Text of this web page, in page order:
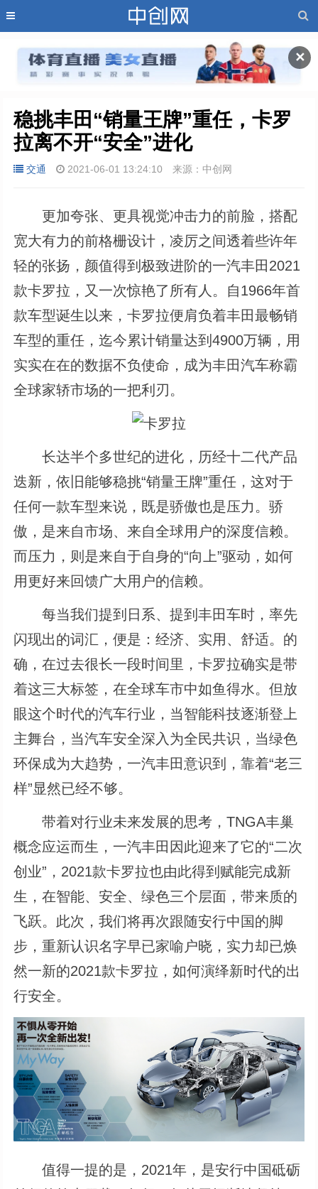
✕
稳挑丰田“销量王牌”重任，卡罗
拉离不开“安全”进化
交通 2021-06-01 13:24:10 来源：中创网
更加夸张、更具视觉冲击力的前脸，搭配
宽大有力的前格栅设计，凌厉之间透着些许年
轻的张扬，颜值得到极致进阶的一汽丰田2021
款卡罗拉，又一次惊艳了所有人。自1966年首
款车型诞生以来，卡罗拉便肩负着丰田最畅销
车型的重任，迄今累计销量达到4900万辆，用
实实在在的数据不负使命，成为丰田汽车称霸
全球家轿市场的一把利刃。
长达半个多世纪的进化，历经十二代产品
迭新，依旧能够稳挑“销量王牌”重任，这对于
任何一款车型来说，既是骄傲也是压力。骄
傲，是来自市场、来自全球用户的深度信赖。
而压力，则是来自于自身的“向上”驱动，如何
用更好来回馈广大用户的信赖。
每当我们提到日系、提到丰田车时，率先
闪现出的词汇，便是：经济、实用、舒适。的
确，在过去很长一段时间里，卡罗拉确实是带
着这三大标签，在全球车市中如鱼得水。但放
眼这个时代的汽车行业，当智能科技逐渐登上
主舞台，当汽车安全深入为全民共识，当绿色
环保成为大趋势，一汽丰田意识到，靠着“老三
样”显然已经不够。
带着对行业未来发展的思考，TNGA丰巢
概念应运而生，一汽丰田因此迎来了它的“二次
创业”，2021款卡罗拉也由此得到赋能完成新
生，在智能、安全、绿色三个层面，带来质的
飞跃。此次，我们将再次跟随安行中国的脚
步，重新认识名字早已家喻户晓，实力却已焕
然一新的2021款卡罗拉，如何演绎新时代的出
行安全。
值得一提的是，2021年，是安行中国砥砺